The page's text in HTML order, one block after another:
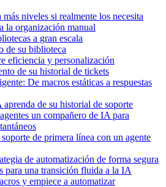
más niveles si realmente los necesita
la organización manual
a gran escala
de su biblioteca
eficiencia y personalización
de su historial de tickets
De macros estáticas a respuestas
de su historial de soporte
un compañero de IA para
de primera línea con un agente
de automatización de forma segura
para una transición fluida a la IA
y empiece a automatizar